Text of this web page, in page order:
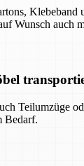
Klebeband
Wunsch auch
Teilumzüge
Bedarf.